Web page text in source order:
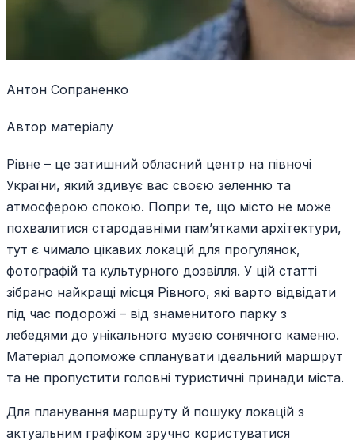
Антон Сопраненко
Автор матеріалу
Рівне – це затишний обласний центр на півночі
України, який здивує вас своєю зеленню та
атмосферою спокою. Попри те, що місто не може
похвалитися стародавніми пам’ятками архітектури,
тут є чимало цікавих локацій для прогулянок,
фотографій та культурного дозвілля. У цій статті
зібрано найкращі місця Рівного, які варто відвідати
під час подорожі – від знаменитого парку з
лебедями до унікального музею сонячного каменю.
Матеріал допоможе спланувати ідеальний маршрут
та не пропустити головні туристичні принади міста.
Для планування маршруту й пошуку локацій з
актуальним графіком зручно користуватися